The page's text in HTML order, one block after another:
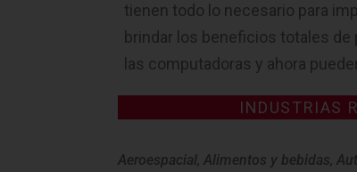
tienen todo lo necesario para
brindar los beneficios totales
las computadoras y ahora
INDUSTRIAS
Aeroespacial, Alimentos y bebidas,